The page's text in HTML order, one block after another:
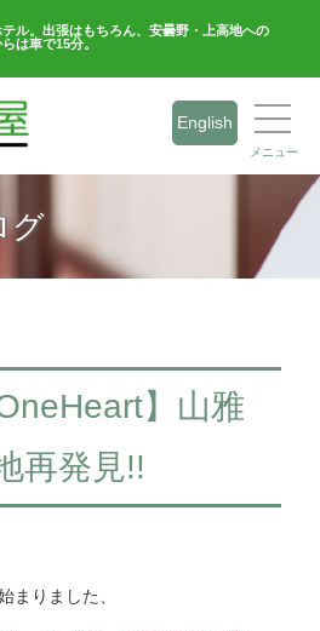
ル。出張はもちろん、安曇野・上高地への
は車で15分。
English
メニュー
グ
】山雅
再発見!!
まりました、